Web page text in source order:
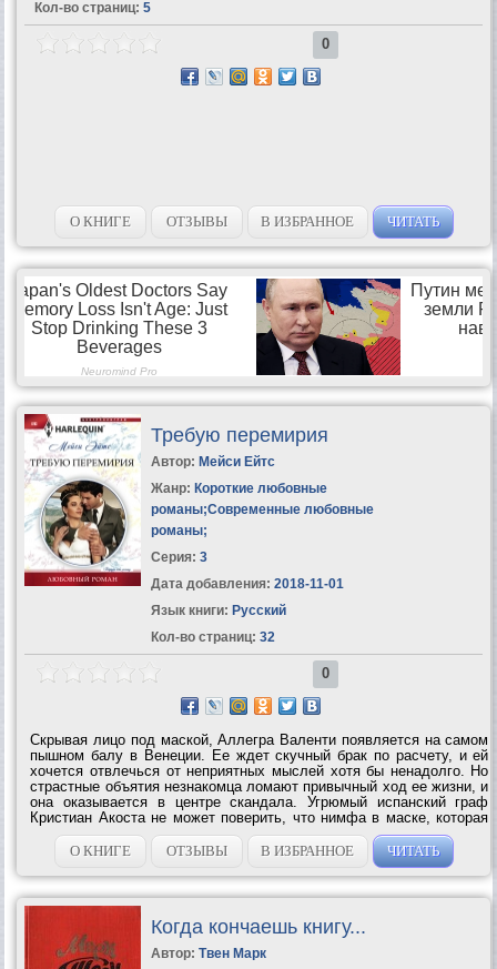
Кол-во страниц: 5
0
О КНИГЕ ОТЗЫВЫ В ИЗБРАННОЕ ЧИТАТЬ
Требую перемирия
Автор: Мейси Ейтс
Жанр: Короткие любовные
романы;Современные любовные
романы;
Серия: 3
Дата добавления: 2018-11-01
Язык книги: Русский
Кол-во страниц: 32
0
Скрывая лицо под маской, Аллегра Валенти появляется на самом
пышном балу в Венеции. Ее ждет скучный брак по расчету, и ей
хочется отвлечься от неприятных мыслей хотя бы ненадолго. Но
страстные объятия незнакомца ломают привычный ход ее жизни, и
она оказывается в центре скандала. Угрюмый испанский граф
Кристиан Акоста не может поверить, что нимфа в маске, которая
ли шила его самообладания на балу, – сестра его лучшего
друга,...О КНИГЕ ОТЗЫВЫ В ИЗБРАННОЕ ЧИТАТЬ
Когда кончаешь книгу...
Автор: Твен Марк